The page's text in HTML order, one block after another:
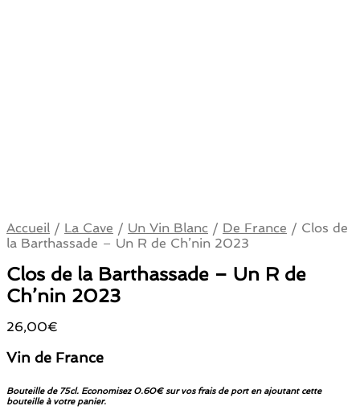
Accueil / La Cave / Un Vin Blanc / De France / Clos de
la Barthassade – Un R de Ch’nin 2023
Clos de la Barthassade – Un R de
Ch’nin 2023
26,00€
Vin de France
Bouteille de 75cl. Economisez 0.60€ sur vos frais de port en ajoutant cette
bouteille à votre panier.